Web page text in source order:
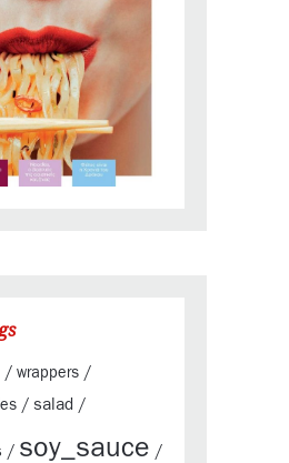
/ wrappers /
/ salad /
/ soy_sauce /